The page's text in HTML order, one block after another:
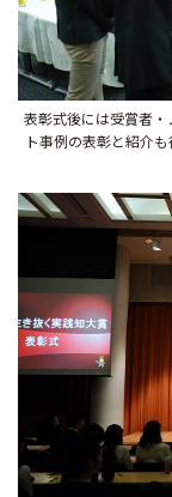
表彰式後には受賞者
ト事例の表彰と紹介